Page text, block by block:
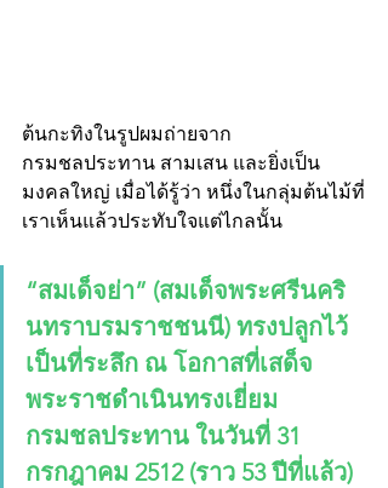
ต้นกะทิงในรูปผมถ่ายจาก
กรมชลประทาน สามเสน และยิ่งเป็น
มงคลใหญ่ เมื่อได้รู้ว่า หนึ่งในกลุ่มต้นไม้ที่
เราเห็นแล้วประทับใจแต่ไกลนั้น
“สมเด็จย่า” (สมเด็จพระศรีนคริ
นทราบรมราชชนนี) ทรงปลูกไว้
เป็นที่ระลึก ณ โอกาสที่เสด็จ
พระราชดำเนินทรงเยี่ยม
กรมชลประทาน ในวันที่ 31
กรกฎาคม 2512 (ราว 53 ปีที่แล้ว)